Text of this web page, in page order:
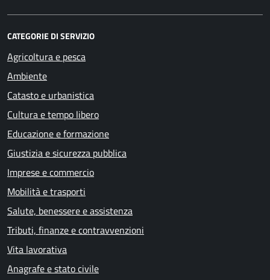
CATEGORIE DI SERVIZIO
Agricoltura e pesca
Ambiente
Catasto e urbanistica
Cultura e tempo libero
Educazione e formazione
Giustizia e sicurezza pubblica
Imprese e commercio
Mobilità e trasporti
Salute, benessere e assistenza
Tributi, finanze e contravvenzioni
Vita lavorativa
Anagrafe e stato civile